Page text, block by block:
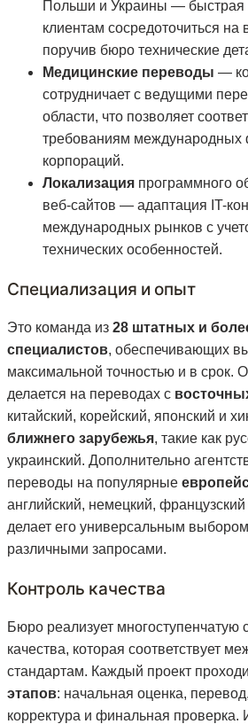
Польши и Украины — быстрая
клиентам сосредоточиться на
поручив бюро технические
Медицинские переводы —
сотрудничает с ведущими
области, что позволяет
требованиям международных
корпораций.
Локализация программного
веб-сайтов — адаптация IT-
международных рынков с
технических особенностей.
Специализация и опыт
Это команда из 28 штатных и
специалистов, обеспечивающих
максимальной точностью и в срок.
делается на переводах с
китайский, корейский, японский и
ближнего зарубежья, такие как
украинский. Дополнительно
переводы на популярные
английский, немецкий, французский
делает его универсальным
различными запросами.
Контроль качества
Бюро реализует многоступенчатую
качества, которая соответствует
стандартам. Каждый проект
этапов: начальная оценка,
корректура и финальная проверка.